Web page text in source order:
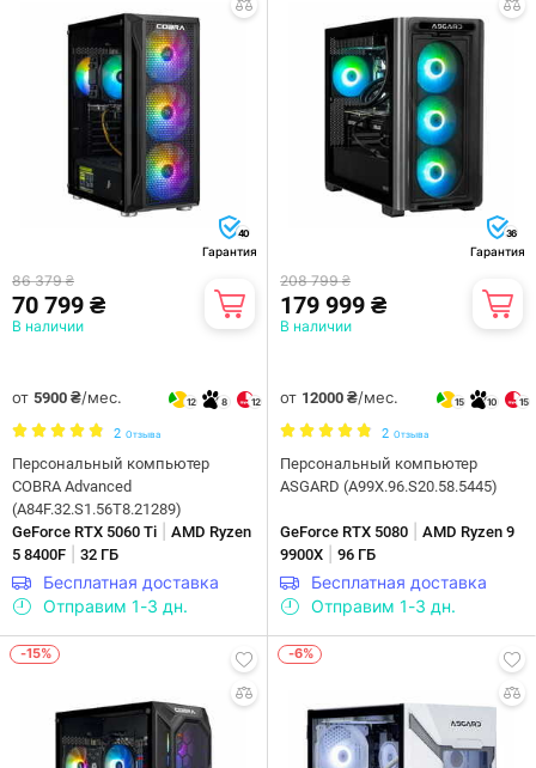
40
Гарантия
86 379 ₴
70 799 ₴
В наличии
от 5900 ₴/мес. 12 8 12
2 Отзыва
Персональный компьютер
COBRA Advanced
(A84F.32.S1.56T8.21289)
GeForce RTX 5060 Ti
AMD Ryzen
5 8400F
32 ГБ
Бесплатная доставка
Отправим 1-3 дн.
36
Гарантия
208 799 ₴
179 999 ₴
В наличии
от 12000 ₴/мес. 15 10 15
2 Отзыва
Персональный компьютер
ASGARD (A99X.96.S20.58.5445)
GeForce RTX 5080
AMD Ryzen 9
9900X
96 ГБ
Бесплатная доставка
Отправим 1-3 дн.
-15% -6%